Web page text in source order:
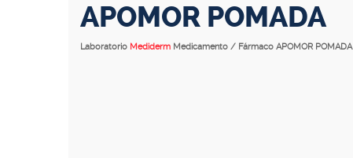
APOMOR POMADA
Laboratorio Mediderm Medicamento / Fármaco APOMOR POMADA